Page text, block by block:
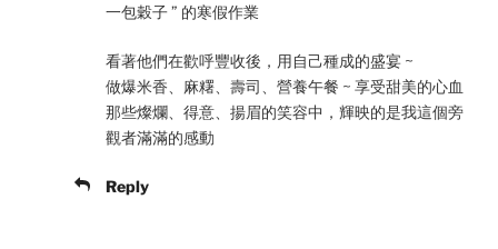
一包穀子 ” 的寒假作業
看著他們在歡呼豐收後，用自己種成的盛宴 ~
做爆米香、麻糬、壽司、營養午餐 ~ 享受甜美的心血
那些燦爛、得意、揚眉的笑容中，輝映的是我這個旁
觀者滿滿的感動
Reply